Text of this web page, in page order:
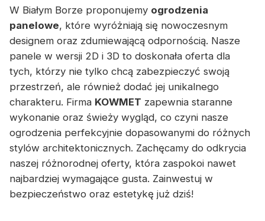
W Białym Borze proponujemy ogrodzenia
panelowe, które wyróżniają się nowoczesnym
designem oraz zdumiewającą odpornością. Nasze
panele w wersji 2D i 3D to doskonała oferta dla
tych, którzy nie tylko chcą zabezpieczyć swoją
przestrzeń, ale również dodać jej unikalnego
charakteru. Firma KOWMET zapewnia staranne
wykonanie oraz świeży wygląd, co czyni nasze
ogrodzenia perfekcyjnie dopasowanymi do różnych
stylów architektonicznych. Zachęcamy do odkrycia
naszej różnorodnej oferty, która zaspokoi nawet
najbardziej wymagające gusta. Zainwestuj w
bezpieczeństwo oraz estetykę już dziś!